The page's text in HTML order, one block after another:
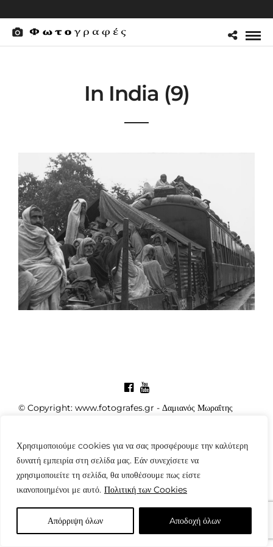
Χρησιμοποιούμε cookies για να σας προσφέρουμε την καλύτερη
δυνατή εμπειρία στη σελίδα μας. Εάν συνεχίσετε να
χρησιμοποιείτε τη σελίδα, θα υποθέσουμε πως είστε
ικανοποιημένοι με αυτό. Πολιτική των Cookies
Απόρριψη όλων Aποδοχή όλων
In India (9)
© Copyright: www.fotografes.gr - Δαμιανός Μωραΐτης